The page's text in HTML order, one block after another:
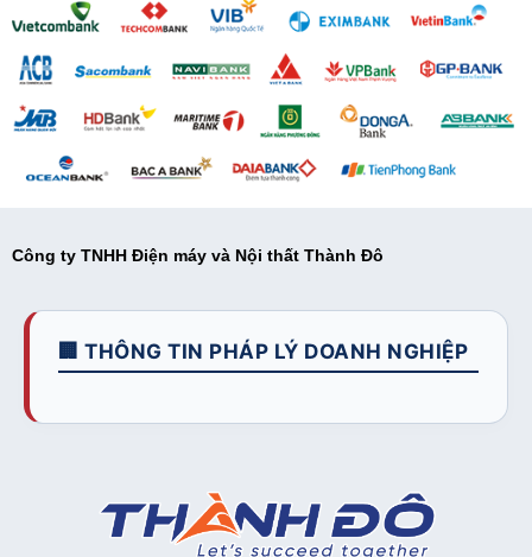
Công ty TNHH Điện máy và Nội thất Thành Đô
🏢 THÔNG TIN PHÁP LÝ DOANH NGHIỆP